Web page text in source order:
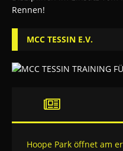
MCC TESSIN E.V.
Hoope Park öffnet am